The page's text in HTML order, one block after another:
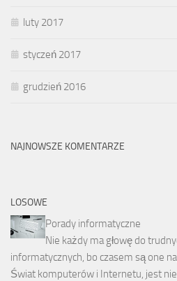
luty 2017
styczeń 2017
grudzień 2016
NAJNOWSZE KOMENTARZE
LOSOWE
Porady informatyczne
Nie każdy ma głowę do
informatycznych, bo czasem są one
Świat komputerów i Internetu, jest